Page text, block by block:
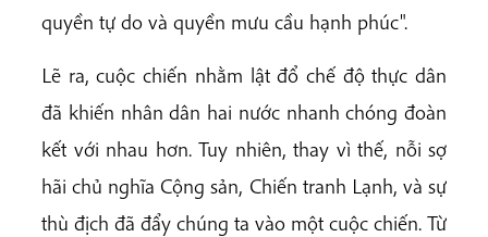
quyền tự do và quyền mưu cầu hạnh phúc".
Lẽ ra, cuộc chiến nhằm lật đổ chế độ thực dân
đã khiến nhân dân hai nước nhanh chóng đoàn
kết với nhau hơn. Tuy nhiên, thay vì thế, nỗi sợ
hãi chủ nghĩa Cộng sản, Chiến tranh Lạnh, và sự
thù địch đã đẩy chúng ta vào một cuộc chiến. Từ